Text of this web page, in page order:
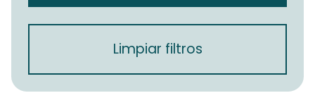
Limpiar filtros